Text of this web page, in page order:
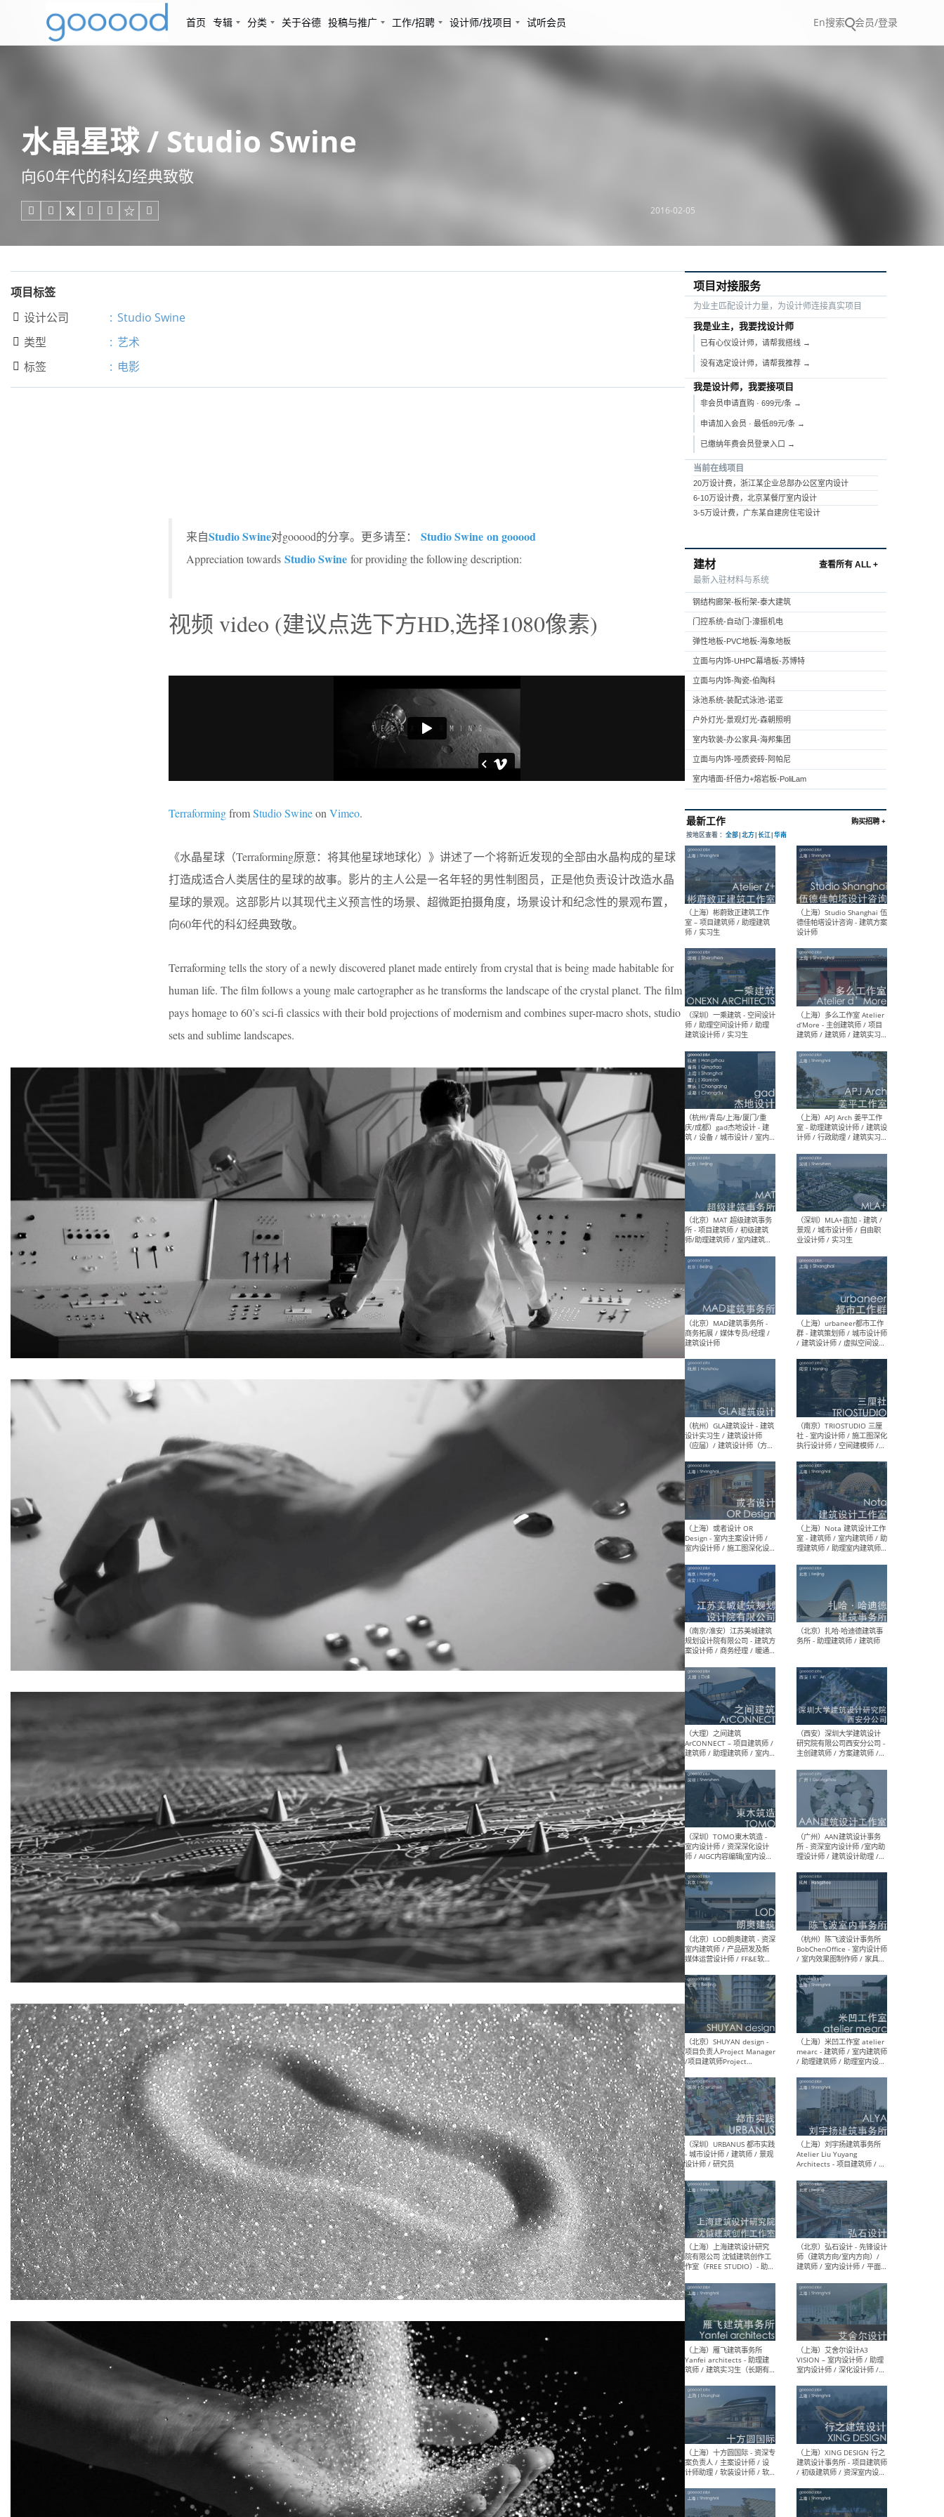
首页 专辑 分类 关于谷德 投稿与推广 工作/招聘 设计师/找项目 试听会员 En搜索 会员/登录
水晶星球 / Studio Swine
向60年代的科幻经典致敬
     2016-02-05
项目标签
 设计公司 : Studio Swine
 类型 : 艺术
 标签 : 电影
来自Studio Swine对gooood的分享。更多请至： Studio Swine on gooood
Appreciation towards Studio Swine for providing the following description:
视频 video (建议点选下方HD,选择1080像素)
TerraformingfromStudio Swineon Vimeo.
《水晶星球（Terraforming原意：将其他星球地球化）》讲述了一个将新近发现的全部由水晶构成的星球
打造成适合人类居住的星球的故事。影片的主人公是一名年轻的男性制图员，正是他负责设计改造水晶
星球的景观。这部影片以其现代主义预言性的场景、超微距拍摄角度，场景设计和纪念性的景观布置，
向60年代的科幻经典致敬。
Terraforming tells the story of a newly discovered planet made entirely from crystal that is being made habitable for
human life. The film follows a young male cartographer as he transforms the landscape of the crystal planet. The film
pays homage to 60’s sci-fi classics with their bold projections of modernism and combines super-macro shots, studio
sets and sublime landscapes.
项目对接服务
为业主匹配设计力量，为设计师连接真实项目
我是业主，我要找设计师
已有心仪设计师，请帮我搭线 →
没有选定设计师，请帮我推荐 →
我是设计师，我要接项目
非会员申请直购 · 699元/条 →
申请加入会员 · 最低89元/条 →
已缴纳年费会员登录入口 →
当前在线项目
20万设计费，浙江某企业总部办公区室内设计
6-10万设计费，北京某餐厅室内设计
3-5万设计费，广东某自建房住宅设计
建材
查看所有 ALL +
最新入驻材料与系统
钢结构廊架-板桁架-泰大建筑
门控系统-自动门-濠振机电
弹性地板-PVC地板-海象地板
立面与内饰-UHPC幕墙板-苏博特
立面与内饰-陶瓷-伯陶科
泳池系统-装配式泳池-诺亚
户外灯光-景观灯光-森朝照明
室内软装-办公家具-海邦集团
立面与内饰-哑质瓷砖-阿帕尼
室内墙面-纤倍力+熔岩板-PoliLam
最新工作
按地区查看 ：全部|北方|长江
（上海）彬蔚致正建筑工作
室 – 项目建筑师 / 助理建筑
师 / 实习生
（深圳）一乘建筑 - 空间设计
师 / 助理空间设计师 / 助理
建筑设计师 / 实习生
（杭州/青岛/上海/厦门/重
庆/成都）gad杰地设计 - 建
筑 / 设备 / 城市设计 / 室内 /
幕墙 / BIM / 成本 / 工程 / 运
营 / 品牌 / 观点views / 实习
等
（北京）MAT 超级建筑事务
所 - 项目建筑师 / 初级建筑
师/助理建筑师 / 室内建筑师
（北京）MAD建筑事务所 -
商务拓展 / 媒体专员/经理 /
设计实习生 / 建筑设计师
（应届）/ 建筑设计师（方案
设计）/ 建筑设计师（施工
图）/ 结构设计师 / 给排水设
计师
（上海）或者设计 OR
Design - 室内主案设计师 /
室内设计师 / 施工图深化设
计师 / 室内设计助理 / 新媒
体运营
（南京/淮安）江苏美城建筑
规划设计院有限公司 - 建筑方
案设计师 / 商务经理 / 暖通
设计师 / 造价工程师
（大理）之间建筑
ArCONNECT – 项目建筑师 /
建筑师 / 助理建筑师 / 室内
设计师 / 实习生
（深圳）TOMO東木筑造 -
室内设计师 / 资深深化设计
师 / AIGC内容编辑(室内设计
方向) / 照明设计师 / 软装设
计师
（北京）LOD朗奥建筑 - 资深
室内建筑师 / 产品研发及新
设计师 / 深化设计师 / 实习
（北京）SHUYAN design -
项目负责人Project Manager
/项目建筑师Project
Architect / 助理建筑师
Assistant Architect / 创始
人助理Founder's Assistant
/ 实习生Intern
（深圳）URBANUS 都市实践
- 城市设计师 / 建筑师 / 景观